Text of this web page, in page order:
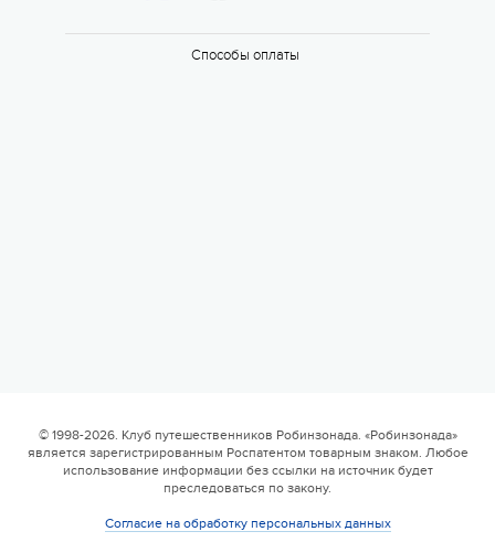
Валдайская Робинзонада. Классик (домики)
17 августа 2026
Способы оплаты
© 1998-2026. Клуб путешественников Робинзонада. «Робинзонада»
является зарегистрированным Роспатентом товарным знаком. Любое
использование информации без ссылки на источник будет
преследоваться по закону.
Согласие на обработку персональных данных